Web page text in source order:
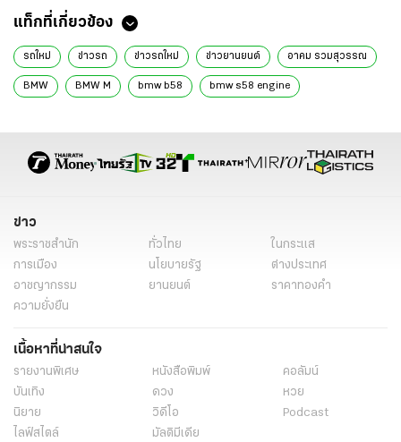
แท็กที่เกี่ยวข้อง
รถใหม่ ข่าวรถ ข่าวรถใหม่ ข่าวยานยนต์ อาคม รวมสุวรรณ
BMW BMW M bmw b58 bmw s58 engine
ข่าว
พระราชสำนัก ทั่วไทย
ในกระแส
การเมือง
นโยบายรัฐ
ต่างประเทศ
อาชญากรรม
ยานยนต์
ราคาทองคำ
ความยั่งยืน
เนื้อหาที่น่าสนใจ
รายงานพิเศษ หนังสือพิมพ์
คอลัมน์
บันเทิง
ดวง
หวย
นิยาย
วิดีโอ
Podcast
ไลฟ์สไตล์
มัลติมีเดีย